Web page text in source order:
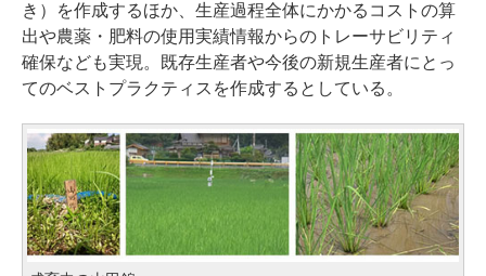
き）を作成するほか、生産過程全体にかかるコストの算
出や農薬・肥料の使用実績情報からのトレーサビリティ
確保なども実現。既存生産者や今後の新規生産者にとっ
てのベストプラクティスを作成するとしている。